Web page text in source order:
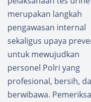
merupakan langkah
pengawasan internal
sekaligus upaya
untuk mewujudkan
personel Polri yang
profesional, bersih,
berwibawa.